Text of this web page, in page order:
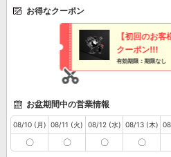
お得なクーポン
【初回のお
クーポン!!!
有効期限：期限なし
お盆期間中の営業情報
08/10 (月)
〇
08/11 (火)
〇
08/12 (水)
〇
08/13 (木)
〇